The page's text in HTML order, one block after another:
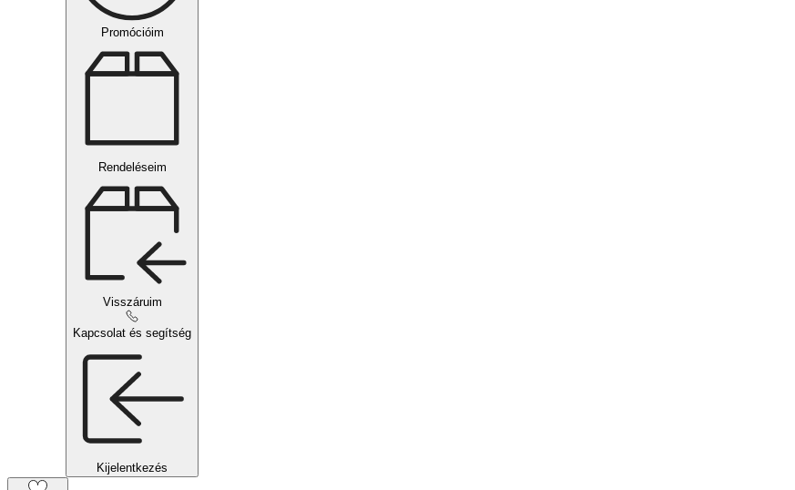
Promócióim
Rendeléseim
Visszáruim
Kapcsolat és segítség
Kijelentkezés